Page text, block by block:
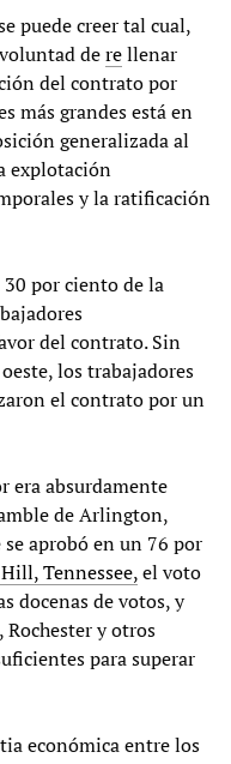
puede creer tal cual,
derellenar
del contrato por
más grandes está en
generalizada al
explotación
y la ratificación
por ciento de la
del contrato. Sin
los trabajadores
el contrato por un
era absurdamente
de Arlington,
aprobó en un 76 por
Tennessee,el voto
docenas de votos, y
Rochester y otros
para superar
económica entre los